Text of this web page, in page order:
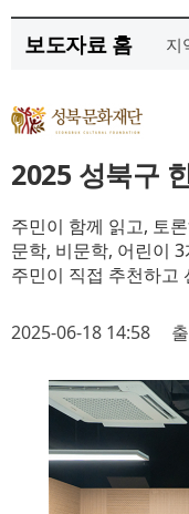
보도자료 홈 지
2025 성북구
주민이 함께 읽고, 토
문학, 비문학, 어린이
주민이 직접 추천하고
2025-06-18 14:58